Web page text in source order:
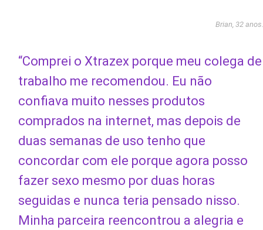
Brian, 32 anos.
“Comprei o Xtrazex porque meu colega de
trabalho me recomendou. Eu não
confiava muito nesses produtos
comprados na internet, mas depois de
duas semanas de uso tenho que
concordar com ele porque agora posso
fazer sexo mesmo por duas horas
seguidas e nunca teria pensado nisso.
Minha parceira reencontrou a alegria e